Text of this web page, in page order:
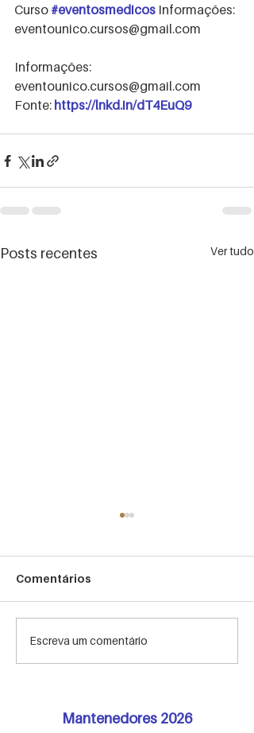
Curso #eventosmedicos Informações:
eventounico.cursos@gmail.com
Informações:
eventounico.cursos@gmail.com
Fonte: https://lnkd.in/dT4EuQ9
Posts recentes Ver tudo
A importância do
Comentários
Escreva um comentário
Mantenedores 2026